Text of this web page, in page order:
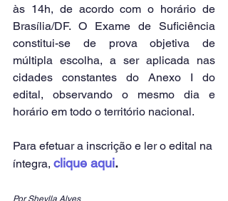
às 14h, de acordo com o horário de
Brasília/DF. O Exame de Suficiência
constitui-se de prova objetiva de
múltipla escolha, a ser aplicada nas
cidades constantes do Anexo I do
edital, observando o mesmo dia e
horário em todo o território nacional.
Para efetuar a inscrição e ler o edital na
íntegra, clique aqui.